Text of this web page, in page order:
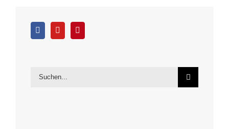
Suche